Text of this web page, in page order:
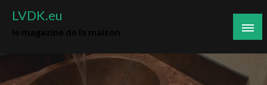
LVDK.eu